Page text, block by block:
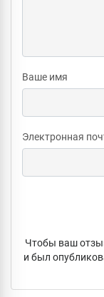
Ваше имя
Электронная
Чтобы ваш
и был